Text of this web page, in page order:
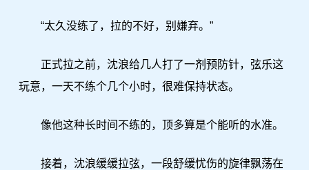
“太久没练了，拉的不好，别嫌弃。”
正式拉之前，沈浪给几人打了一剂预防针，弦乐这
玩意，一天不练个几个小时，很难保持状态。
像他这种长时间不练的，顶多算是个能听的水准。
接着，沈浪缓缓拉弦，一段舒缓忧伤的旋律飘荡在